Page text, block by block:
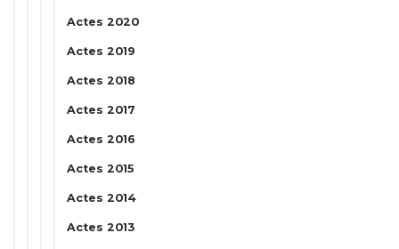
Actes 2020
Actes 2019
Actes 2018
Actes 2017
Actes 2016
Actes 2015
Actes 2014
Actes 2013